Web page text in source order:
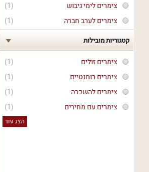
(1)
צימרים לימי גיבוש
(1)
צימרים לערב חברה
קטגוריות מובילות
(1)
צימרים זולים
(1)
צימרים רומנטיים
(1)
צימרים להשכרה
(1)
צימרים עם מחירים
הצג עוד